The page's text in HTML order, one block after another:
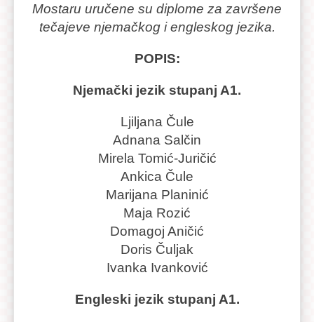
Mostaru uručene su diplome za završene
tečajeve njemačkog i engleskog jezika.
POPIS:
Njemački jezik stupanj A1.
Ljiljana Čule
Adnana Salčin
Mirela Tomić-Juričić
Ankica Čule
Marijana Planinić
Maja Rozić
Domagoj Aničić
Doris Čuljak
Ivanka Ivanković
Engleski jezik stupanj A1.